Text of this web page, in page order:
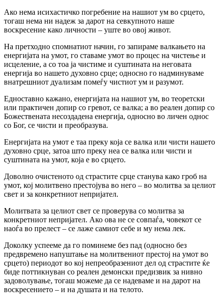
Ако нема исихастичко погребение на нашиот ум во срцето,
тогаш нема ни надеж за дарот на севкупното наше
воскресение како личности – уште во овој живот.
На претходно спомнатиот начин, го запираме валкањето на
енергијата на умот, го ставаме умот во процес на чистење и
исцеление, а со тоа ја чистиме и суштината на неговата
енергија во нашето духовно срце; односно го надминуваме
внатрешниот дуализам помеѓу чистиот ум и разумот.
Едноставно кажано, енергијата на нашиот ум, во теоретски
или практичен допир со гревот, се валка; а во реален допир со
Божествената несоздадена енергија, односно во личен однос
со Бог, се чисти и преобразува.
Енергијата на умот е таа преку која се валка или чисти нашето
духовно срце, затоа што преку неа се валка или чисти и
суштината на умот, која е во срцето.
Доволно очистеното од страстите срце станува како гроб на
умот, кој молитвено престојува во него – во молитва за целиот
свет и за конкретниот непријател.
Молитвата за целиот свет се проверува со молитва за
конкретниот непријател. Ако ова не се совпаѓа, човекот се
наоѓа во прелест – се лаже самиот себе и му нема лек.
Доколку успееме да го поминеме без пад (односно без
предвремено напуштање на молитвениот престој на умот во
срцето) периодот во кој непреобразениот дел од страстите ќе
биде поттикнуван со реален демонски предизвик за нивно
задоволување, тогаш можеме да се надеваме и на дарот на
воскресението – и на душата и на телото.